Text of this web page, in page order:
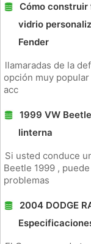
Cómo construir
vidrio
Fender
llamaradas de la
opción muy
acc
1999 VW
linterna
Si usted conduce
Beetle 1999 ,
problemas
2004 DODGE